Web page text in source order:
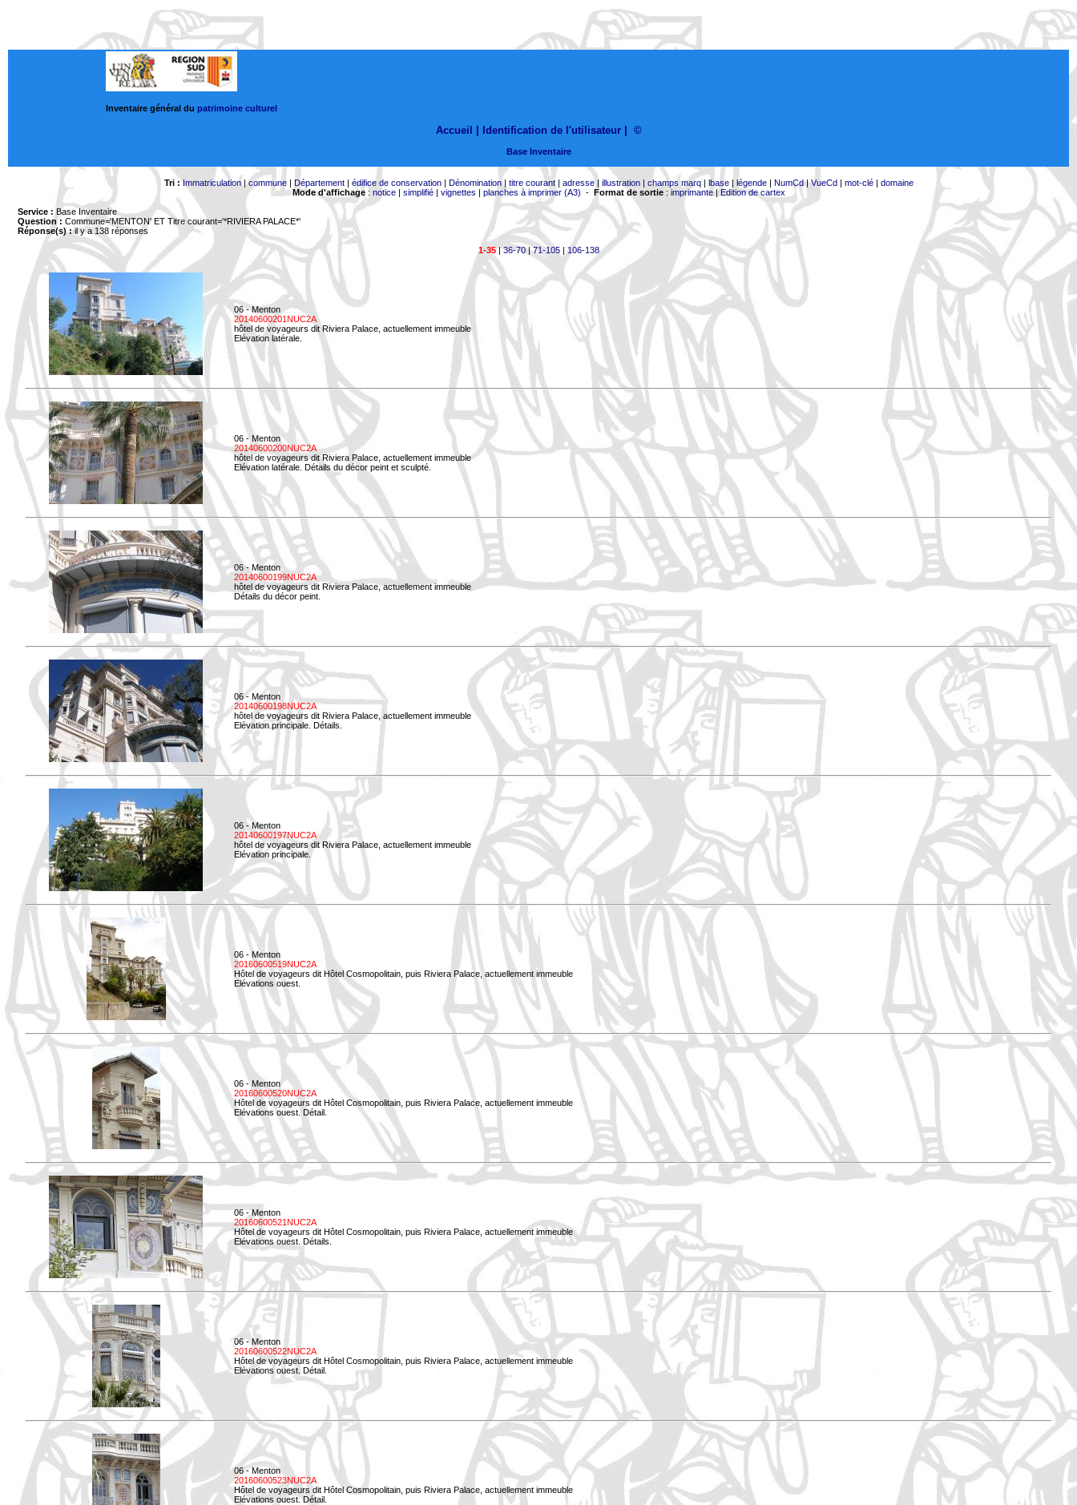
Inventaire général du patrimoine culturel
Accueil | Identification de l'utilisateur ©
Base Inventaire
Tri : Immatriculation|commune| Département| édifice de conservation| Dénomination| titre courant| adresse| illustration| champs marq| lbase| légende| NumCd|VueCd| mot-clé| domaine
Mode d'affichage: notice| simplifié| vignettes | planches à imprimer (A3) - Format de sortie: imprimante|Edition de cartex
Service : Base Inventaire
Question : Commune='MENTON' ET Titre courant='*RIVIERA PALACE*'
Réponse(s) :il y a 138 réponses
1-35|36-70|71-105| 106-138
06 - Menton
20140600201NUC2A
hôtel de voyageurs dit Riviera Palace, actuellement immeuble
Elévation latérale.
06 - Menton
20140600200NUC2A
hôtel de voyageurs dit Riviera Palace, actuellement immeuble
Elévation latérale. Détails du décor peint et sculpté.
06 - Menton
20140600199NUC2A
hôtel de voyageurs dit Riviera Palace, actuellement immeuble
Détails du décor peint.
06 - Menton
20140600198NUC2A
hôtel de voyageurs dit Riviera Palace, actuellement immeuble
Elévation principale. Détails.
06 - Menton
20140600197NUC2A
hôtel de voyageurs dit Riviera Palace, actuellement immeuble
Elévation principale.
06 - Menton
20160600519NUC2A
Hôtel de voyageurs dit Hôtel Cosmopolitain, puis Riviera Palace, actuellement immeuble
Elévations ouest.
06 - Menton
20160600520NUC2A
Hôtel de voyageurs dit Hôtel Cosmopolitain, puis Riviera Palace, actuellement immeuble
Elévations ouest. Détail.
06 - Menton
20160600521NUC2A
Hôtel de voyageurs dit Hôtel Cosmopolitain, puis Riviera Palace, actuellement immeuble
Elévations ouest. Détails.
06 - Menton
20160600522NUC2A
Hôtel de voyageurs dit Hôtel Cosmopolitain, puis Riviera Palace, actuellement immeuble
Elévations ouest. Détail.
06 - Menton
20160600523NUC2A
Hôtel de voyageurs dit Hôtel Cosmopolitain, puis Riviera Palace, actuellement immeuble
Elévations ouest. Détail.